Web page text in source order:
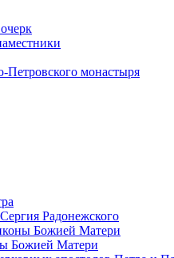
Петровского монастыря
Радонежского
Божией Матери
Божией Матери